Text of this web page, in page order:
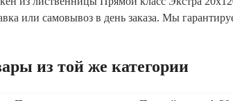
или самовывоз в день заказа. Мы
из той же категории